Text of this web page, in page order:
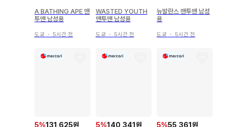
A BATHING APE 맨
투맨 남성용
도쿄 ・ 5시간 전
WASTED YOUTH
맨투맨 남성용
도쿄 ・ 5시간 전
뉴발란스 맨투맨 남성
용
도쿄 ・5시간 전
5%131,625원 5%140,341원 5%55,361원